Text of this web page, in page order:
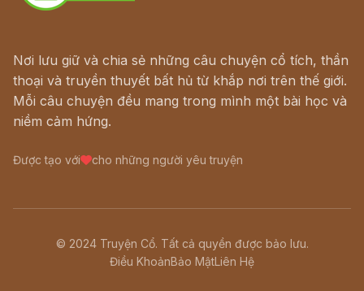
Nơi lưu giữ và chia sẻ những câu chuyện cổ tích, thần
thoại và truyền thuyết bất hủ từ khắp nơi trên thế giới.
Mỗi câu chuyện đều mang trong mình một bài học và
niềm cảm hứng.
Được tạo với cho những người yêu truyện
© 2024 Truyện Cổ. Tất cả quyền được bảo lưu.
Điều KhoảnBảo MậtLiên Hệ